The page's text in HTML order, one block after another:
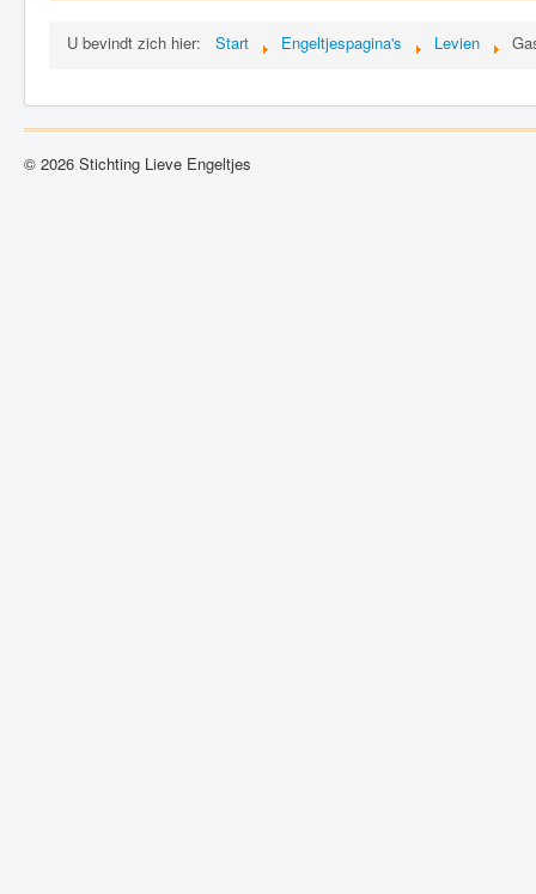
U bevindt zich hier: Start Engeltjespagina's Levien
© 2026 Stichting Lieve Engeltjes